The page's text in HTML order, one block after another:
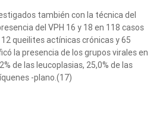
también con la técnica del
del VPH 16 y 18 en 118 casos
12 queilites actínicas crónicas y 65
la presencia de los grupos virales en
de las leucoplasias, 25,0% de las
-plano.(17)